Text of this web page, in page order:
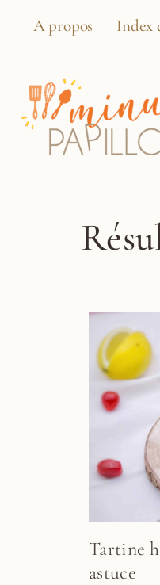
A propos Index
Tartine
astuce